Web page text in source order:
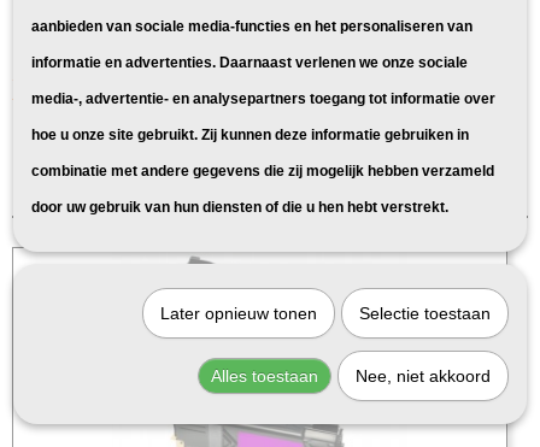
Geschikte toner cartridges voor de
Xerox Phaser 6140:
aanbieden van sociale media-functies en het personaliseren van
informatie en advertenties. Daarnaast verlenen we onze sociale
media-, advertentie- en analysepartners toegang tot informatie over
hoe u onze site gebruikt. Zij kunnen deze informatie gebruiken in
combinatie met andere gegevens die zij mogelijk hebben verzameld
door uw gebruik van hun diensten of die u hen hebt verstrekt.
Later opnieuw tonen Selectie toestaan
Alles toestaan Nee, niet akkoord